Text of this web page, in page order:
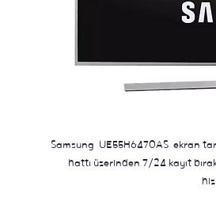
Samsung UE55H6470AS ekran
hattı üzerinden 7/24 kayıt